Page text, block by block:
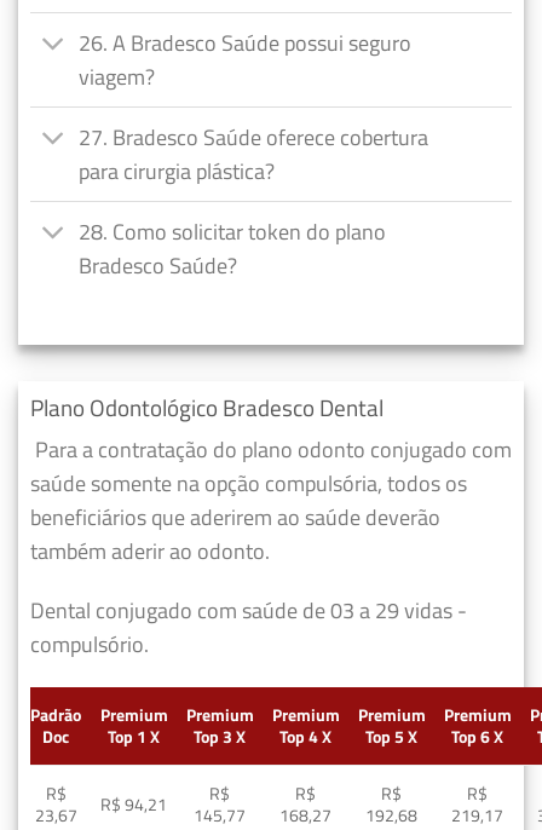
26. A Bradesco Saúde possui seguro
viagem?
27. Bradesco Saúde oferece cobertura
para cirurgia plástica?
28. Como solicitar token do plano
Bradesco Saúde?
Plano Odontológico Bradesco Dental
Para a contratação do plano odonto conjugado com
saúde somente na opção compulsória, todos os
beneficiários que aderirem ao saúde deverão
também aderir ao odonto.
Dental conjugado com saúde de 03 a 29 vidas -
compulsório.
Padrão
Doc
Premium
Top 1 X
Premium
Top 3 X
Premium
Top 4 X
Premium
Top 5 X
Premium
Top 6 X
R$
23,67
R$ 94,21
R$
145,77
R$
168,27
R$
192,68
R$
219,17